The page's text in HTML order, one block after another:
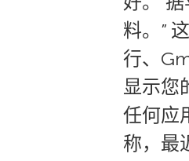
料。”
行、
显示您
任何应
称，最